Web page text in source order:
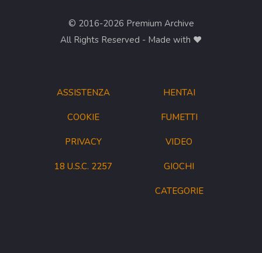
ASSISTENZA
COOKIE
PRIVACY
18 U.S.C. 2257
© 2016-2026 Premium Archive
All Rights Reserved - Made with ❤︎
HENTAI
FUMETTI
VIDEO
GIOCHI
CATEGORIE